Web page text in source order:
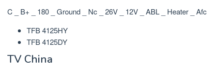
C _ B+ _ 180 _ Ground _ Nc _ 26V _ 12V _ ABL _ Heater _ Afc
TFB 4125HY
TFB 4125DY
TV China